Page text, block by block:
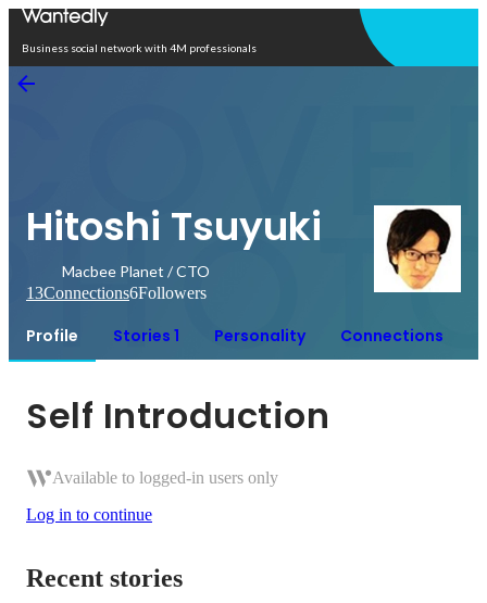
Business social network with 4M professionals
Hitoshi Tsuyuki
Macbee Planet / CTO
13Connections6Followers
Profile Stories 1 Personality Connections
Self Introduction
Available to logged-in users only
Log in to continue
Recent stories